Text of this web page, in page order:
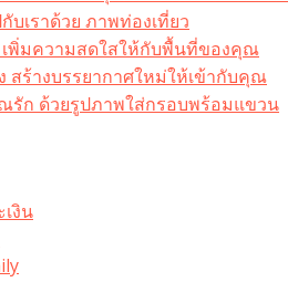
บเราด้วย ภาพท่องเที่ยว
พิ่มความสดใสให้กับพื้นที่ของคุณ
สร้างบรรยากาศใหม่ให้เข้ากับคุณ
รัก ด้วยรูปภาพใส่กรอบพร้อมแขวน​
งิน